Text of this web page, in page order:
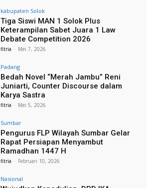
kabupaten Solok
Tiga Siswi MAN 1 Solok Plus
Keterampilan Sabet Juara 1 Law
Debate Competition 2026
fitria - Mei 7, 2026
Padang
Bedah Novel “Merah Jambu” Reni
Juniarti, Counter Discourse dalam
Karya Sastra
fitria - Mei 5, 2026
Sumbar
Pengurus FLP Wilayah Sumbar Gelar
Rapat Persiapan Menyambut
Ramadhan 1447 H
fitria - Februari 10, 2026
Nasional